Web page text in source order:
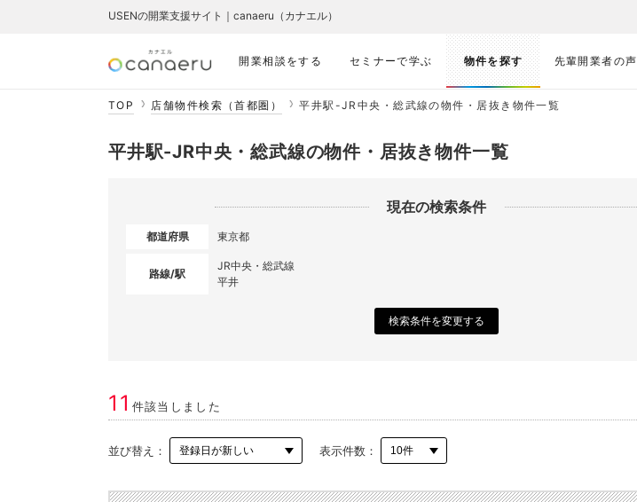
開業相談をする セミナーで学ぶ 物件を探す 先輩開業者の声
USENの開業支援サイト｜canaeru（カナエル）
TOP 店舗物件検索（首都圏） 平井駅-JR中央・総武線の物件・居抜き物件一覧
平井駅-JR中央・総武線の物件・居抜き物件一覧
現在の検索条件
都道府県 東京都
路線/駅
JR中央・総武線
平井
検索条件を変更する
11 件該当しました
並び替え： 表示件数：